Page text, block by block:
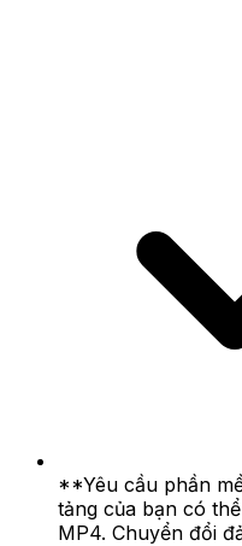
**Yêu cầu phần
tảng của bạn có
MP4. Chuyển đổi